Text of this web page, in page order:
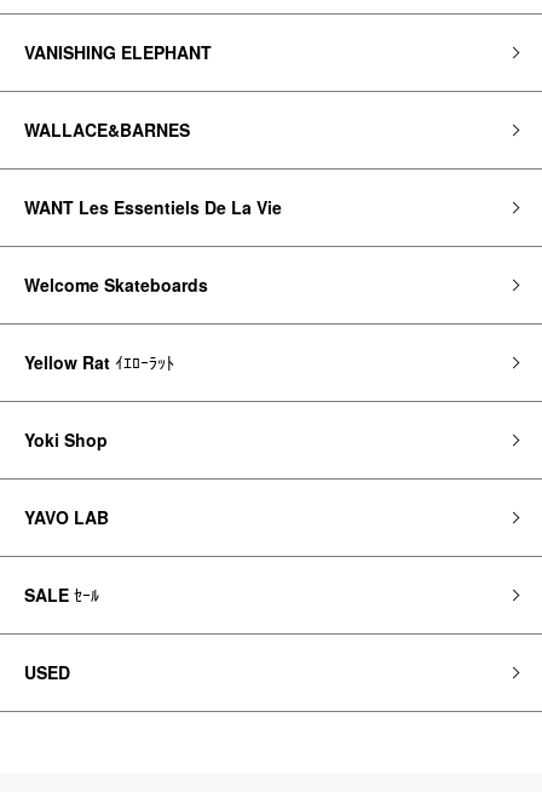
VANISHING ELEPHANT
WALLACE&BARNES
WANT Les Essentiels De La Vie
Welcome Skateboards
Yellow Rat ｲｴﾛｰﾗｯﾄ
Yoki Shop
YAVO LAB
SALE ｾｰﾙ
USED